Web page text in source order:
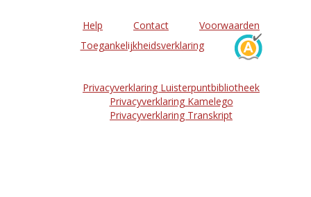
Help Contact
Voorwaarden
Toegankelijkheidsverklaring
Privacyverklaring Luisterpuntbibliotheek
Privacyverklaring Kamelego
Privacyverklaring Transkript